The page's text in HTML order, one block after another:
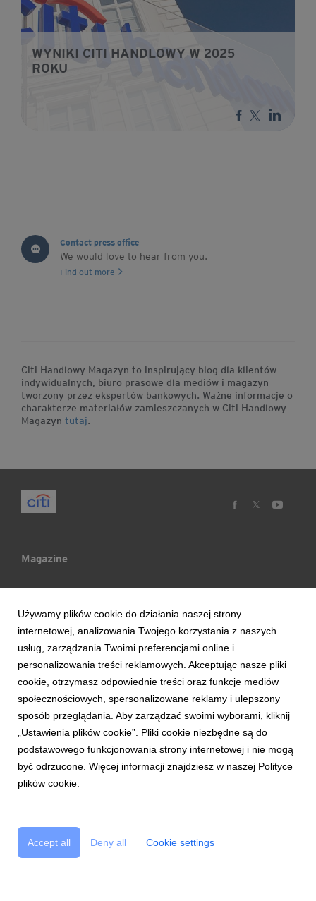
WYNIKI CITI HANDLOWY W 2025
ROKU
Contact press office
We would love to hear from you.
Find out more
Citi Handlowy Magazyn to inspirujący blog dla klientów
indywidualnych, biuro prasowe dla mediów i magazyn
tworzony przez ekspertów bankowych. Ważne informacje o
charakterze materiałów zamieszczanych w Citi Handlowy
Magazyn tutaj.
Magazine
People & Events
What's New
Copyright © 2017 Bank Handlowy w Warszawie S.A.
Cookie Policy
Używamy plików cookie do działania naszej strony
internetowej, analizowania Twojego korzystania z naszych
usług, zarządzania Twoimi preferencjami online i
personalizowania treści reklamowych. Akceptując nasze pliki
cookie, otrzymasz odpowiednie treści oraz funkcje mediów
społecznościowych, spersonalizowane reklamy i ulepszony
sposób przeglądania. Aby zarządzać swoimi wyborami, kliknij
„Ustawienia plików cookie”. Pliki cookie niezbędne są do
podstawowego funkcjonowania strony internetowej i nie mogą
być odrzucone. Więcej informacji znajdziesz w naszej Polityce
plików cookie.
Accept all Deny all Cookie settings